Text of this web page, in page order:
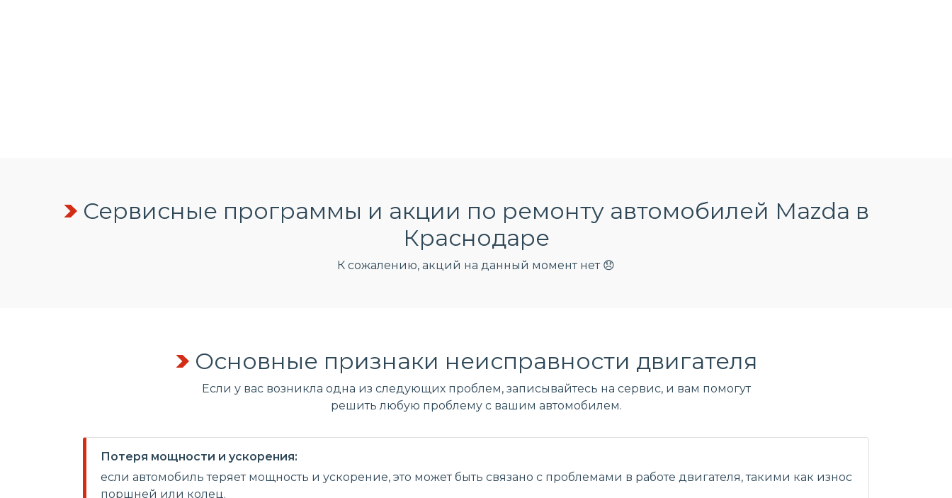
Сервисные программы и акции по ремонту автомобилей Mazda в
Краснодаре
К сожалению, акций на данный момент нет 😞
Основные признаки неисправности двигателя
Если у вас возникла одна из следующих проблем, записывайтесь на сервис, и вам помогут
решить любую проблему с вашим автомобилем.
Потеря мощности и ускорения:
если автомобиль теряет мощность и ускорение, это может быть связано с проблемами в работе двигателя, такими как износ
поршней или колец.